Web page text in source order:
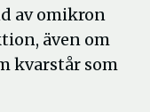
av omikron
även om
kvarstår som